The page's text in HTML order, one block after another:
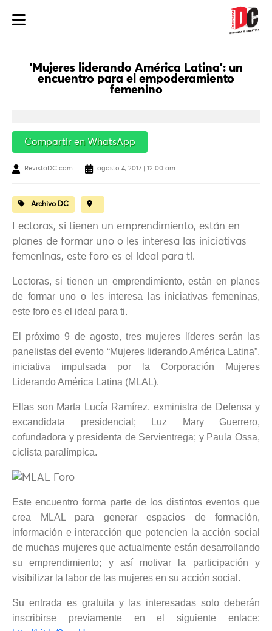
‘Mujeres liderando América Latina’: un
encuentro para el empoderamiento
femenino
Compartir en WhatsApp
RevistaDC.com agosto 4, 2017 | 12:00 am
Archivo DC
Lectoras, si tienen un emprendimiento, están en
planes de formar uno o les interesa las iniciativas
femeninas, este foro es el ideal para ti.
Lectoras, si tienen un emprendimiento, están en planes
de formar uno o les interesa las iniciativas femeninas,
este foro es el ideal para ti.
El próximo 9 de agosto, tres mujeres líderes serán las
panelistas del evento “Mujeres liderando América Latina”,
iniciativa impulsada por la Corporación Mujeres
Liderando América Latina (MLAL).
Ellas son Marta Lucía Ramírez, exministra de Defensa y
excandidata presidencial; Luz Mary Guerrero,
cofundadora y presidenta de Servientrega; y Paula Ossa,
ciclista paralímpica.
Este encuentro forma parte de los distintos eventos que
crea MLAL para generar espacios de formación,
información e interacción que potencien la acción social
de muchas mujeres que actualmente están desarrollando
su emprendimiento; y así motivar la participación y
visibilizar la labor de las mujeres en su acción social.
Su entrada es gratuita y las interesadas solo deberán
inscribirse previamente en el siguiente enlace: